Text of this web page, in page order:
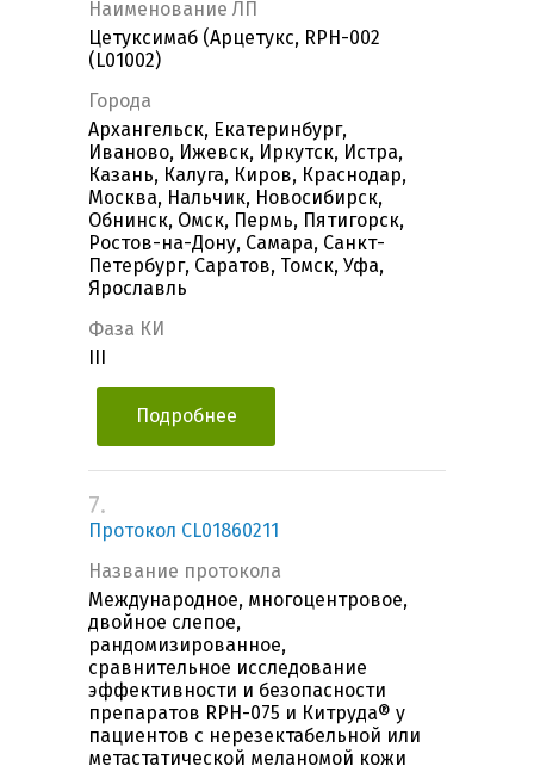
Наименование ЛП
Цетуксимаб (Арцетукс, RPH-002
(L01002)
Города
Архангельск, Екатеринбург,
Иваново, Ижевск, Иркутск, Истра,
Казань, Калуга, Киров, Краснодар,
Москва, Нальчик, Новосибирск,
Обнинск, Омск, Пермь, Пятигорск,
Ростов-на-Дону, Самара, Санкт-
Петербург, Саратов, Томск, Уфа,
Ярославль
Фаза КИ
Подробнее
7.
Протокол CL01860211
Название протокола
Международное, многоцентровое,
двойное слепое,
рандомизированное,
сравнительное исследование
эффективности и безопасности
препаратов RPH-075 и Китруда® у
пациентов с нерезектабельной или
метастатической меланомой кожи